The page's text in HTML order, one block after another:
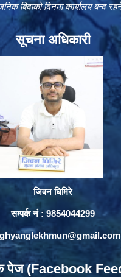
बिदाको दिनमा कार्यालय बन्द
सूचना अधिकारी
जिवन घिमिरे
सम्पर्क नं : 9854044299
पेज (Facebook